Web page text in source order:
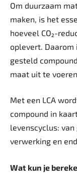
Om duurzaam
maken, is het
hoeveel CO₂-­
oplevert.
gesteld
maat uit te voeren.
Met een LCA
compound in
levenscyclus:
verwerking en
Wat kun je